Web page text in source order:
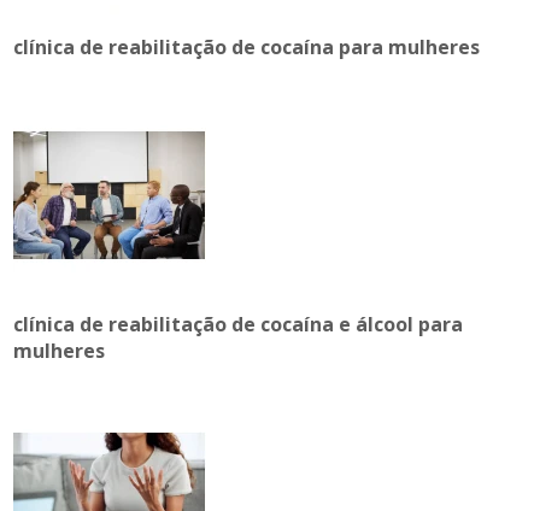
clínica de reabilitação de cocaína para mulheres
clínica de reabilitação de cocaína e álcool para
mulheres